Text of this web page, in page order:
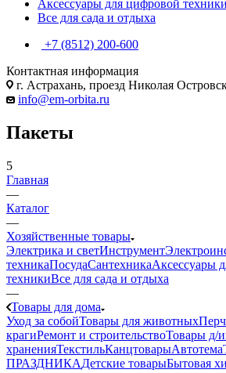
Аксессуары для цифровой техники
Все для сада и отдыха
+7 (8512) 200-600
Контактная информация
г. Астрахань, проезд Николая
info@em-orbita.ru
Пакеты
5
Главная
—
Каталог
—
Хозяйственные товары
Электрика и светИнструмент
техникаПосудаСантехникаАксессуары
техникиВсе для сада и отдыха
—
Товары для дома
Уход за собойТовары для животных
крагиРемонт и строительствоТовары д/
храненияТекстильКанцтоварыАвтотема
ПРАЗДНИКАДетские товарыБытовая